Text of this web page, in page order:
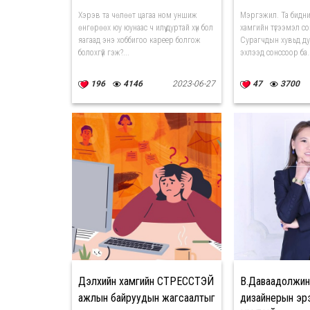
Хэрэв та чөлөөт цагаа ном уншиж
өнгөрөөх юу юунаас ч илүү дуртай хүн бол
яагаад энэ хоббигоо кареер болгож
болохгүй гэж?...
196 4146 2023-06-27
Мэргэжил. Та
хамгийн түгээмэл
Сурагчдын хувьд
эхлээд сонссоор
47 3700
Дэлхийн хамгийн СТРЕССТЭЙ
ажлын байруудын жагсаалтыг
дизайнерын